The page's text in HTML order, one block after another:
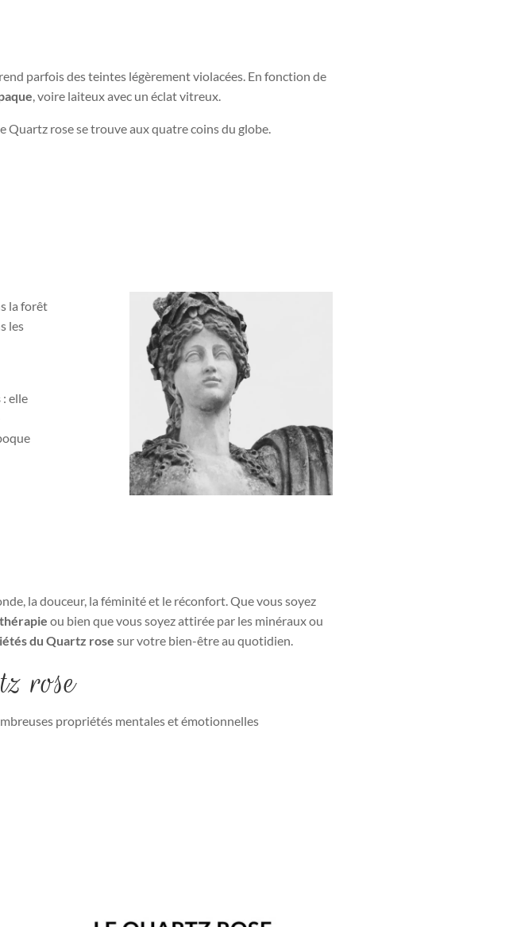
parfois des teintes légèrement violacées. En fonction de
, voire laiteux avec un éclat vitreux.
rose se trouve aux quatre coins du globe.
la forêt
les
: elle
la douceur, la féminité et le réconfort. Que vous soyez
ou bien que vous soyez attirée par les minéraux ou
du Quartz rose sur votre bien-être au quotidien.
rose
propriétés mentales et émotionnelles